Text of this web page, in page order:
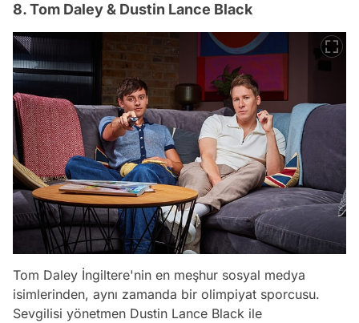
8. Tom Daley & Dustin Lance Black
Tom Daley İngiltere'nin en meşhur sosyal medya
isimlerinden, aynı zamanda bir olimpiyat sporcusu.
Sevgilisi yönetmen Dustin Lance Black ile